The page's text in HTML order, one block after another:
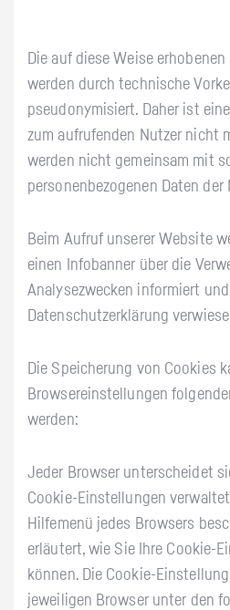
Die auf diese Weise
werden durch technische
pseudonymisiert. Daher ist
zum aufrufenden Nutzer nicht
werden nicht gemeinsam mit
personenbezogenen Daten
Beim Aufruf unserer Website
einen Infobanner über die
Analysezwecken informiert
Datenschutzerklärung
Die Speicherung von Cookies
Browsereinstellungen
werden:
Jeder Browser unterscheidet
Cookie-Einstellungen
Hilfemenü jedes Browsers
erläutert, wie Sie Ihre Cookie-
können. Die Cookie-
jeweiligen Browser unter den